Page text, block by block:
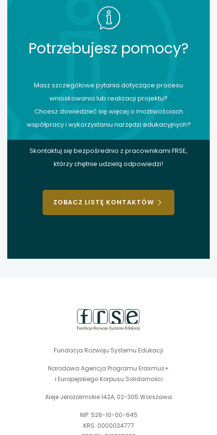
Potrzebujesz pomocy?
Masz szczegółowe pytania dotyczące procesu
wnioskowania lub realizacji projektu?
Chcesz dowiedzieć się więcej o możliwościach
współpracy i wykorzystaniu narzędzi edukacyjnych?
Skontaktuj się bezpośrednio z pracownikami FRSE,
którzy chętnie udzielą odpowiedzi!
ZOBACZ LISTĘ KONTAKTÓW
Fundacja Rozwoju Systemu Edukacji
Narodowa Agencja Programu Erasmus+
i Europejskiego Korpusu Solidarności
Aleje Jerozolimskie 142A, 02-305 Warszawa
NIP: 526-10-00-645
KRS: 0000024777